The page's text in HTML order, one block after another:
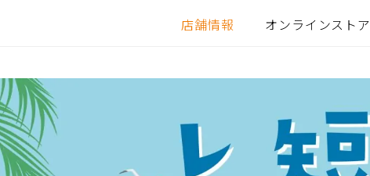
店舗情報 オンラインストア